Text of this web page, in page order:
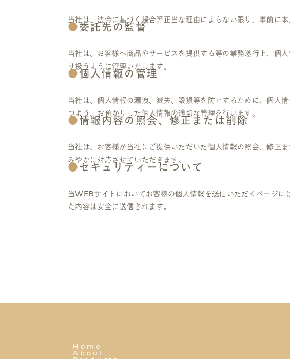
当社は、法令に基づく場合等正当な理由によらない限り、事前に
委託先の監督
当社は、お客様へ商品やサービスを提供する等の業務遂行上、個
り扱うように管理いたします。
個人情報の管理
当社は、個人情報の漏洩、滅失、毀損等を防止するために、個人
つよう、お預かりした個人情報の適切な管理を行います。
情報内容の照会、修正または削除
当社は、お客様が当社にご提供いただいた個人情報の照会、修正
みやかに対応させていただきます。
セキュリティーについて
当WEBサイトにおいてお客様の個人情報を送信いただくページ
た内容は安全に送信されます。
Home
About